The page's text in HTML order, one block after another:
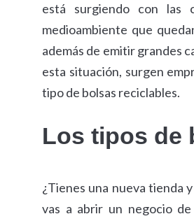
está surgiendo con las
medioambiente que
además de emitir grandes
esta situación, surgen
tipo de bolsas reciclables.
Los tipos de
¿Tienes una nueva tienda
vas a abrir un negocio